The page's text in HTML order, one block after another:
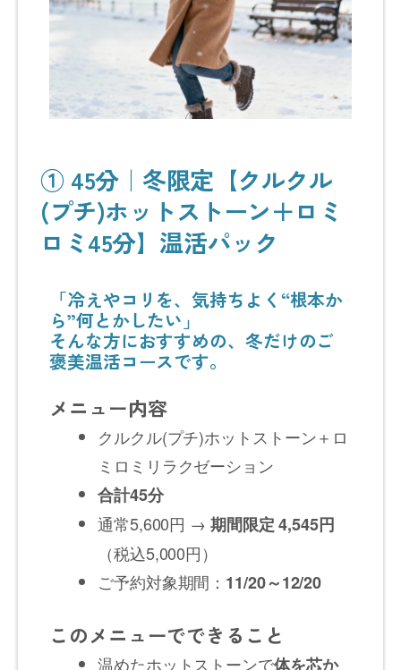
① 45分｜冬限定【クルクル
(プチ)ホットストーン＋ロミ
ロミ45分】温活パック
「冷えやコリを、気持ちよく“根本か
ら”何とかしたい」
そんな方におすすめの、冬だけのご
褒美温活コースです。
メニュー内容
クルクル(プチ)ホットストーン＋ロ
ミロミリラクゼーション
合計45分
通常5,600円 → 期間限定 4,545円
（税込5,000円）
ご予約対象期間： 11/20～12/20
このメニューでできること
温めたホットストーンで体を芯か